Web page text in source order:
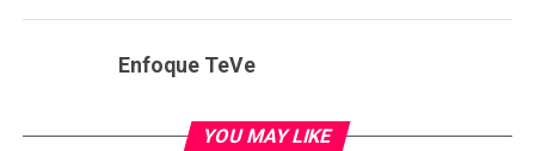
Enfoque TeVe
YOU MAY LIKE